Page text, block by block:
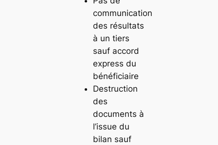
communication
des résultats
à un tiers
sauf accord
express du
bénéficiaire
Destruction
des
documents à
l’issue du
bilan sauf